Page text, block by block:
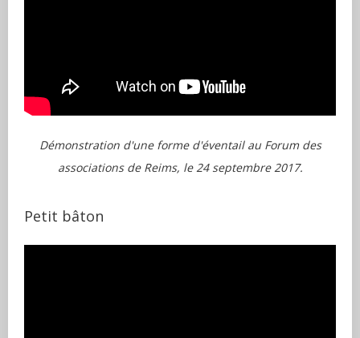
Démonstration d'une forme d'éventail au Forum des
associations de Reims, le 24 septembre 2017.
Petit bâton